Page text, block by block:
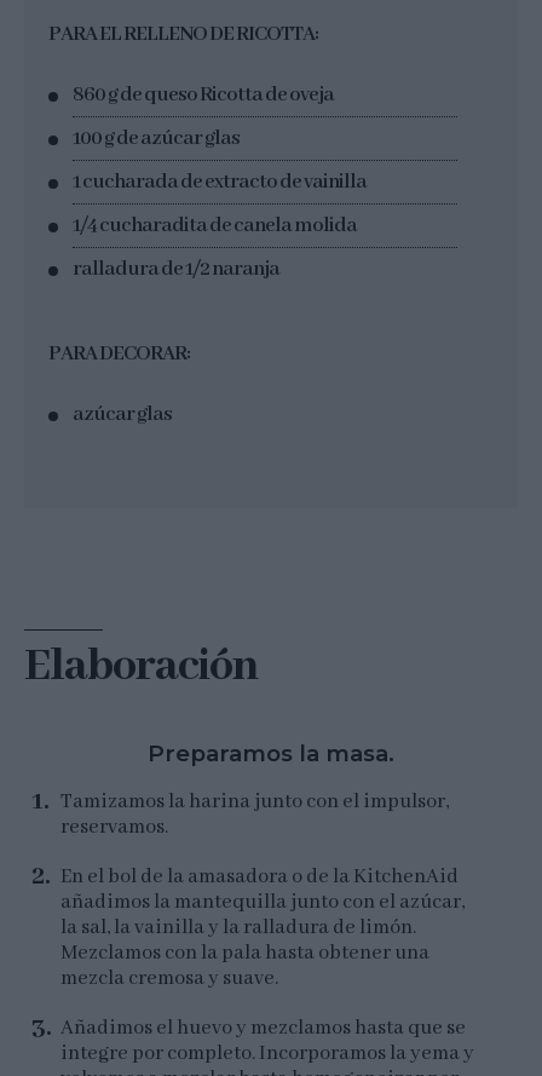
PARA EL RELLENO DE RICOTTA:
860 g de queso Ricotta de oveja
100 g de azúcar glas
1 cucharada de extracto de vainilla
1/4 cucharadita de canela molida
ralladura de 1/2 naranja
PARA DECORAR:
azúcar glas
Elaboración
Preparamos la masa.
Tamizamos la harina junto con el impulsor,
reservamos.
En el bol de la amasadora o de la KitchenAid
añadimos la mantequilla junto con el azúcar,
la sal, la vainilla y la ralladura de limón.
Mezclamos con la pala hasta obtener una
mezcla cremosa y suave.
Añadimos el huevo y mezclamos hasta que se
integre por completo. Incorporamos la yema y